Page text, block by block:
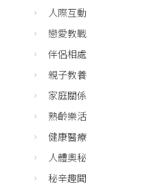
人際互動
戀愛教戰
伴侶相處
親子教養
家庭關係
熟齡樂活
健康醫療
人體奧秘
秘辛趣聞